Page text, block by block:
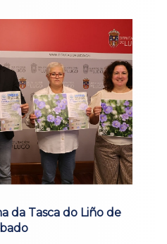
da Tasca do Liño de